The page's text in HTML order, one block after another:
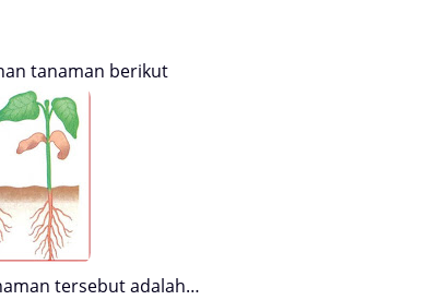
tanaman berikut
tersebut adalah…